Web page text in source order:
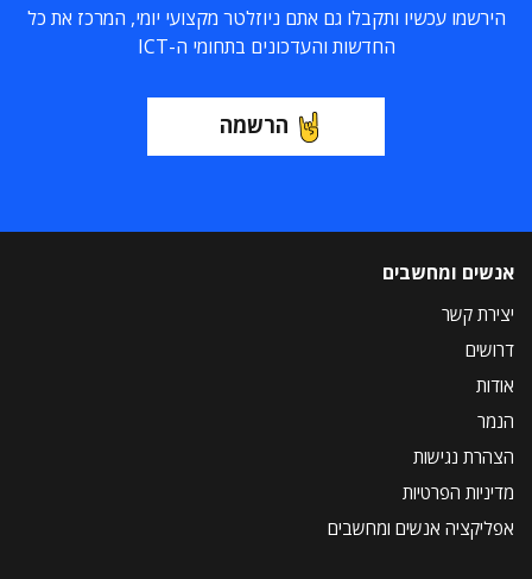
הירשמו עכשיו ותקבלו גם אתם ניוזלטר מקצועי יומי, המרכז את כל
החדשות והעדכונים בתחומי ה-ICT
הרשמה
אנשים ומחשבים
יצירת קשר
דרושים
אודות
הנמר
הצהרת נגישות
מדיניות הפרטיות
אפליקציה אנשים ומחשבים